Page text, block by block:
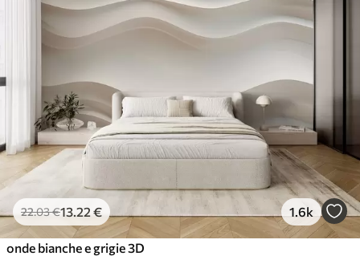
22.03€13 .22 € 1.6k
onde bianche e grigie 3D